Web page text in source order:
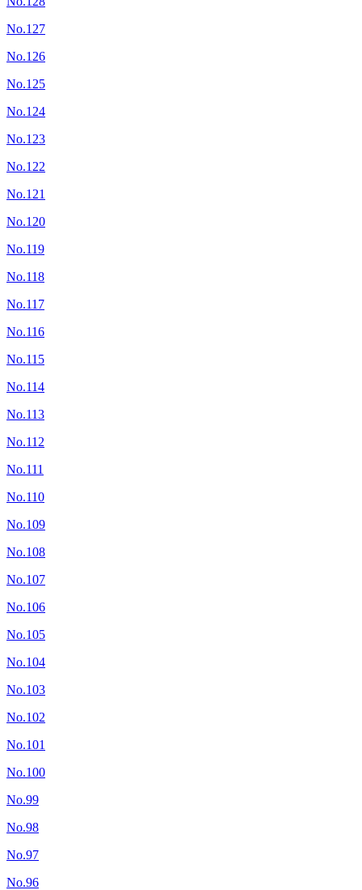
No.127
No.126
No.125
No.124
No.123
No.122
No.121
No.120
No.119
No.118
No.117
No.116
No.115
No.114
No.113
No.112
No.111
No.110
No.109
No.108
No.107
No.106
No.105
No.104
No.103
No.102
No.101
No.100
No.99
No.98
No.97
No.96